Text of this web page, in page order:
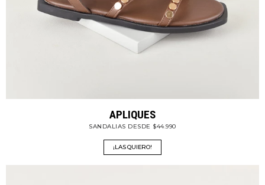
APLIQUES
SANDALIAS DESDE $44.990
¡LAS QUIERO!